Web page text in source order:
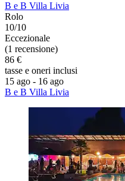
B e B Villa Livia
Rolo
10/10
Eccezionale
(1 recensione)
86 €
tasse e oneri inclusi
15 ago - 16 ago
B e B Villa Livia